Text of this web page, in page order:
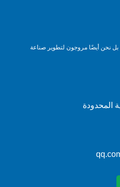
نحن أيضًا مروجون لتطوير صناعة